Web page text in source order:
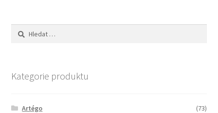
Vyhledávání
Kategorie produktu
Artégo
(73)